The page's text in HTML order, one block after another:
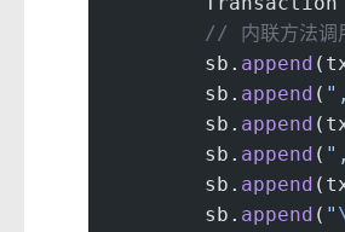
// 内联方法调
        sb.
append
        sb.
append (
        sb.
append
        sb.
append (
        sb.
append
        sb.
append ( "